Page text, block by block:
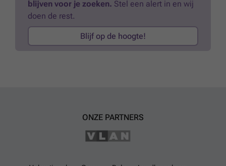
huurinkomsten, energiezuinigheid en een sterke locatie, wat ze
bijzonder interessant maakt voor zowel de ervaren investeerder als de
startende belegger. 📞 Interesse? Neem vandaag nog contact op voor
meer informatie of een bezoek ter plaatse. JOUW
OPBRENGSTEIGENDOM. ZO GEVONDEN!Meer weten?
blijven voor je zoeken. Stel een alert in en wij
doen de rest.
Blijf op de hoogte!
ONZE PARTNERS